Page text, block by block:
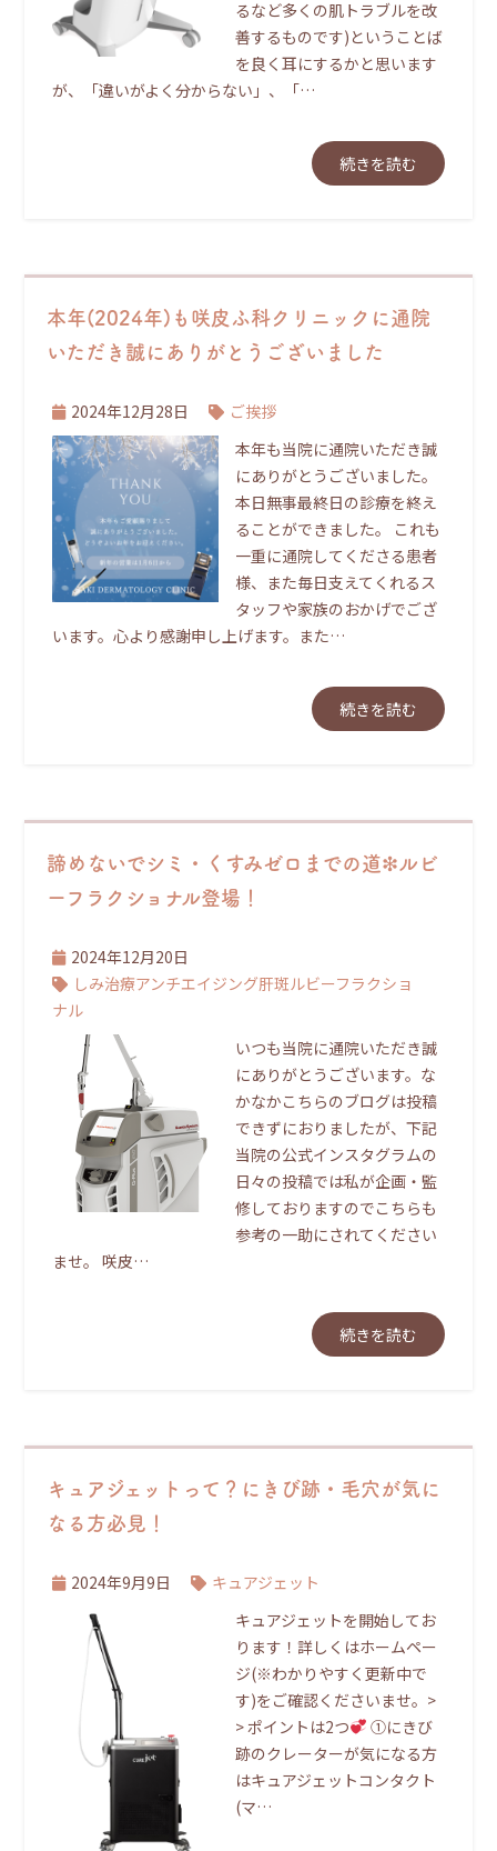
るなど多くの肌トラブルを改
善するものです)ということば
を良く耳にするかと思います
が、「違いがよく分からない」、「…
続きを読む
本年(2024年)も咲皮ふ科クリニックに通院
いただき誠にありがとうございました
2024年12月28日
ご挨拶
本年も当院に通院いただき誠
にありがとうございました。
本日無事最終日の診療を終え
ることができました。 これも
一重に通院してくださる患者
様、また毎日支えてくれるス
タッフや家族のおかげでござ
います。心より感謝申し上げます。また…
続きを読む
諦めないでシミ・くすみゼロまでの道❇ルビ
ーフラクショナル登場！
2024年12月20日
しみ治療アンチエイジング肝斑ルビーフラクショ
ナル
いつも当院に通院いただき誠
にありがとうございます。な
かなかこちらのブログは投稿
できずにおりましたが、下記
当院の公式インスタグラムの
日々の投稿では私が企画・監
修しておりますのでこちらも
参考の一助にされてください
ませ。 咲皮…
続きを読む
キュアジェットって？にきび跡・毛穴が気に
なる方必見！
2024年9月9日
キュアジェット
キュアジェットを開始してお
ります！詳しくはホームペー
ジ(※わかりやすく更新中で
す)をご確認くださいませ。>
> ポイントは2つ
①にきび
跡のクレーターが気になる方
はキュアジェットコンタクト
(マ…